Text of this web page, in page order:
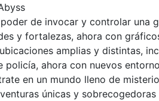
de invocar y controlar una
y fortalezas, ahora con
amplias y distintas,
policía, ahora con nuevos
en un mundo lleno de
únicas y